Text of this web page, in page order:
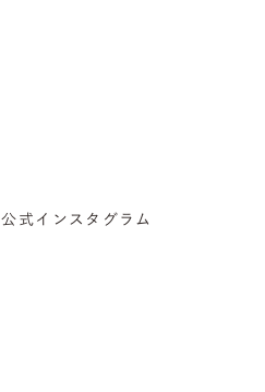
公式インスタグラム